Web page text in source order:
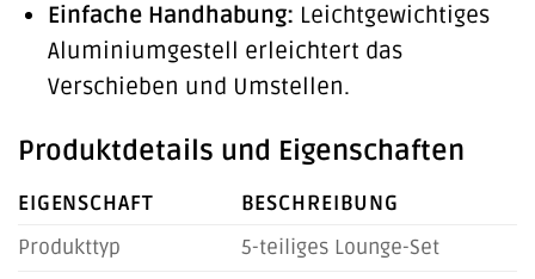
Einfache Handhabung: Leichtgewichtiges
Aluminiumgestell erleichtert das
Verschieben und Umstellen.
Produktdetails und Eigenschaften
EIGENSCHAFT
BESCHREIBUNG
Produkttyp
5-teiliges Lounge-Set